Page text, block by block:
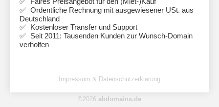
Ordentliche Rechnung mit ausgewiesener USt. aus
Deutschland
Kostenloser Transfer und Support
Seit 2011: Tausenden Kunden zur Wunsch-Domain
verholfen
Impressum & Datenschutzerklärung
©2026 abdomains.de